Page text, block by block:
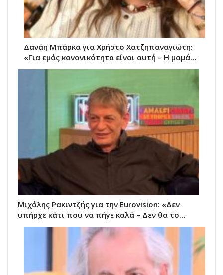
Δανάη Μπάρκα για Χρήστο Χατζηπαναγιώτη:
«Για εμάς κανονικότητα είναι αυτή – Η μαμά…
Μιχάλης Ρακιντζής για την Eurovision: «Δεν
υπήρχε κάτι που να πήγε καλά – Δεν θα το…